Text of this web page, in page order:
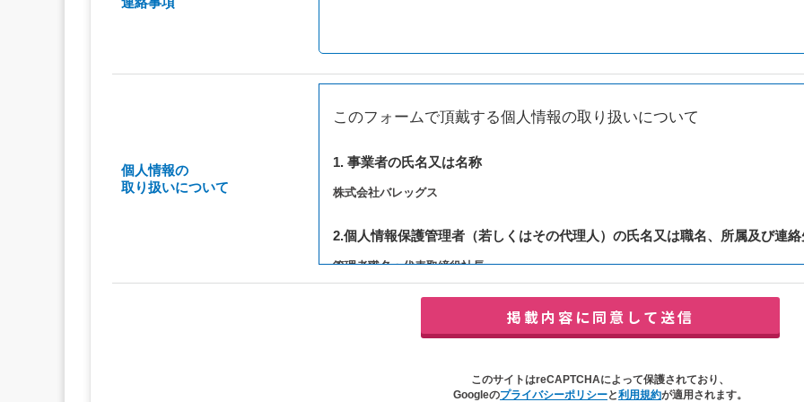
個人情報の
取り扱いについて
このフォームで頂戴する個人情報の取り扱いについて
1. 事業者の氏名又は名称
株式会社バレッグス
2.個人情報保護管理者（若しくはその代理人）の氏名又は職名、所属及び連絡
管理者職名：代表取締役社長
連絡先：privacy@balleggs.co.jp
（2）ご相談の対応（本人への連絡を含む）のため
（3）当サイトの各種サービスおよびサービスに関連した各種情報のメールによるご案内の
このサイトはreCAPTCHAによって保護されており、
Googleのプライバシーポリシーと利用規約が適用されます。